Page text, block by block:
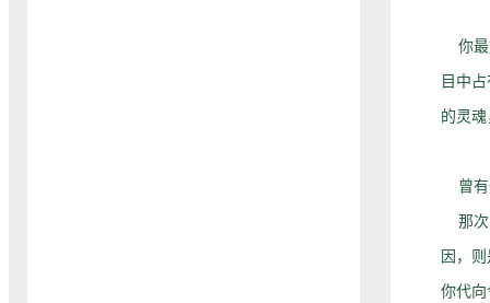
你最
目中
的灵
曾有
那次
因，
你代向